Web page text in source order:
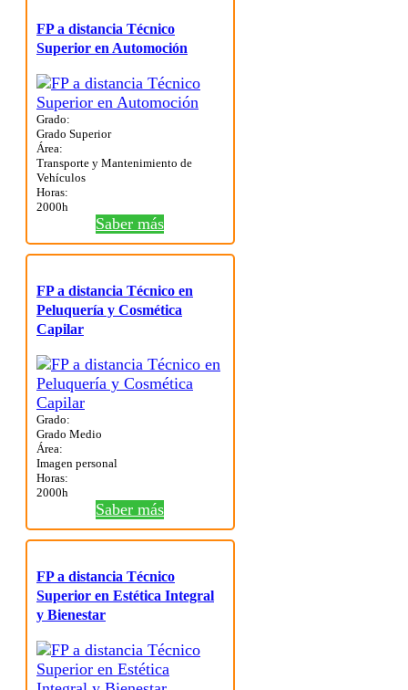
FP a distancia Técnico
Superior en Automoción
Grado:
Grado Superior
Área:
Transporte y Mantenimiento de
Vehículos
Horas:
2000h
Saber más
FP a distancia Técnico en
Peluquería y Cosmética
Capilar
Grado:
Grado Medio
Área:
Imagen personal
Horas:
2000h
Saber más
FP a distancia Técnico
Superior en Estética Integral
y Bienestar